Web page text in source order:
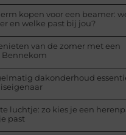
kopen voor een beamer:
en welke past bij jou?
van de zomer met een
Bennekom
dakonderhoud
luchtje: zo kies je een
past